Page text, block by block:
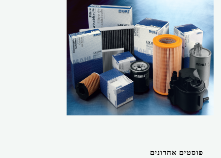
פוסטים אחרונים